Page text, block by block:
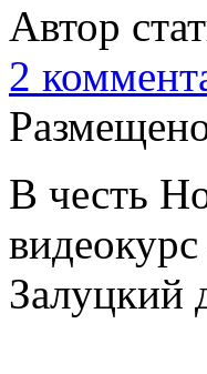
Автор
2
В честь
Залуцкий